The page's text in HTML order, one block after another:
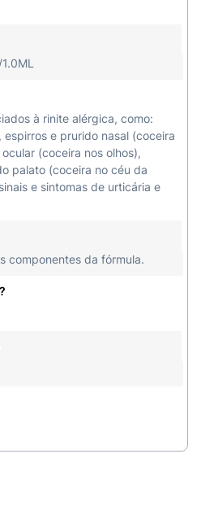
à rinite alérgica, como:
e prurido nasal (coceira
(coceira nos olhos),
palato (coceira no céu da
e sintomas de urticária e
componentes da fórmula.